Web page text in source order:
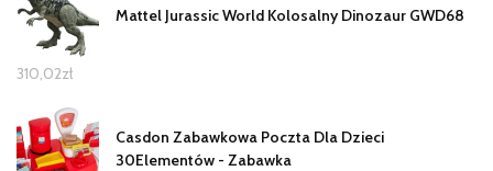
Mattel Jurassic World Kolosalny Dinozaur GWD68
310,02zł
Casdon Zabawkowa Poczta Dla Dzieci
30Elementów - Zabawka